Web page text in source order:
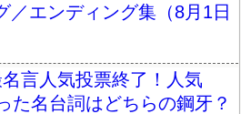
／エンディング集（8月1日
言人気投票終了！人気
た名台詞はどちらの鋼牙？